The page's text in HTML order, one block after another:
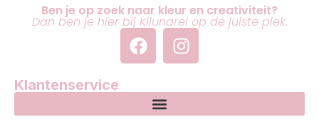
Ben je op zoek naar kleur en creativiteit?
Dan ben je hier bij Kilunarei op de juiste plek.
Klantenservice